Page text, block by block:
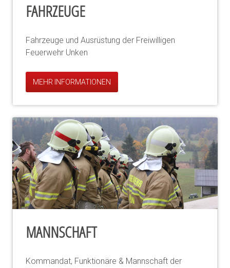
FAHRZEUGE
Fahrzeuge und Ausrüstung der Freiwilligen
Feuerwehr Unken
MEHR INFORMATIONEN
MANNSCHAFT
Kommandat, Funktionäre & Mannschaft der